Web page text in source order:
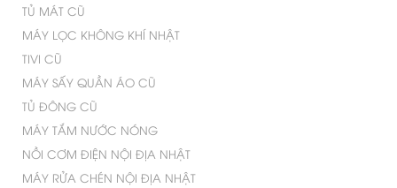
TỦ MÁT CŨ
MÁY LỌC KHÔNG KHÍ NHẬT
TIVI CŨ
MÁY SẤY QUẦN ÁO CŨ
TỦ ĐÔNG CŨ
MÁY TẮM NƯỚC NÓNG
NỒI CƠM ĐIỆN NỘI ĐỊA NHẬT
MÁY RỬA CHÉN NỘI ĐỊA NHẬT